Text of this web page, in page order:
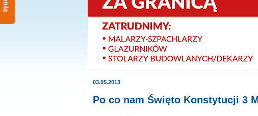
03.05.2013
Po co nam Święto Konstytucji 3